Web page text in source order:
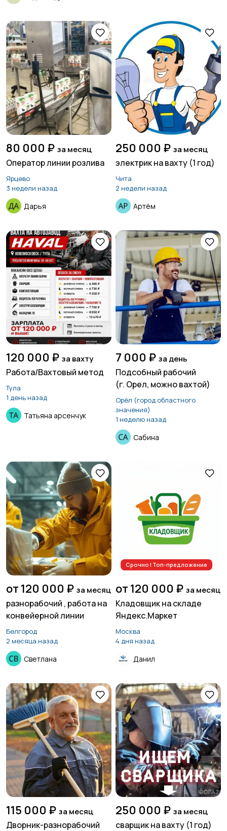
80 000 ₽ за месяц
Оператор линии розлива
Ярцево
3 недели назад
Дарья
250 000 ₽ за месяц
электрик на вахту (1 год)
Чита
2 недели назад
Артём
120 000 ₽ за вахту
Работа/Вахтовый метод
Тула
1 день назад
Татьяна арсенчук
7 000 ₽ за день
Подсобный рабочий
(г. Орел, можно вахтой)
Орёл (город областного
значения)
1 неделю назад
Сабина
от 120 000 ₽ за месяц
разнорабочий , работа на
конвейерной линии
Белгород
2 месяца назад
Светлана
Срочно | Топ-предложение
от 120 000 ₽ за месяц
Кладовщик на складе
Яндекс.Маркет
Москва
4 дня назад
Данил
115 000 ₽ за месяц
Дворник-разнорабочий
250 000 ₽ за месяц
сварщик на вахту (1 год)